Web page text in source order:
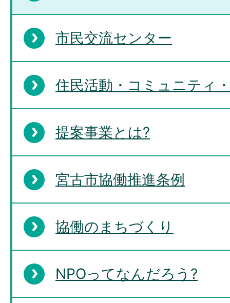
市民交流センター
住民活動・コミュニティ
提案事業とは?
宮古市協働推進条例
協働のまちづくり
NPOってなんだろう?